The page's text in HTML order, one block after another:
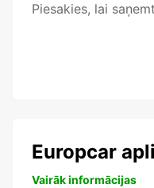
Piesakies, lai
Europcar
Vairāk informācijas